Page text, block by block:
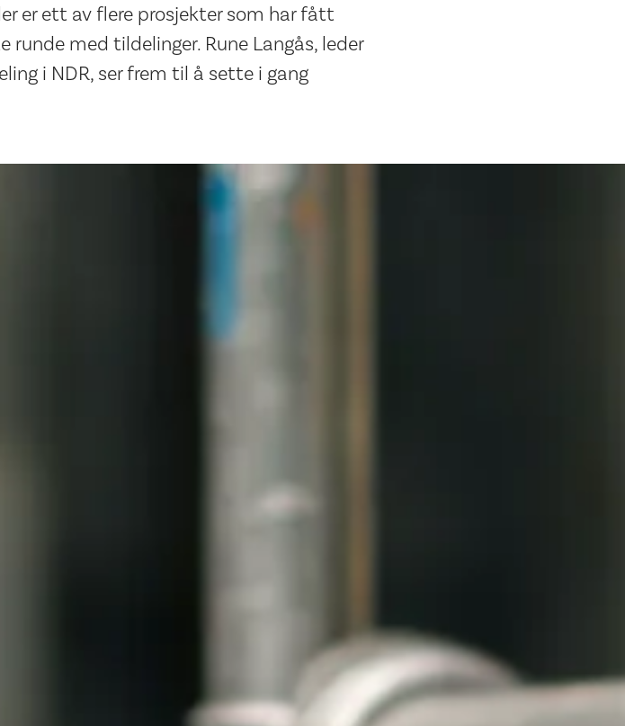
er ett av flere prosjekter som har fått
med tildelinger. Rune Langås, leder
i NDR, ser frem til å sette i gang